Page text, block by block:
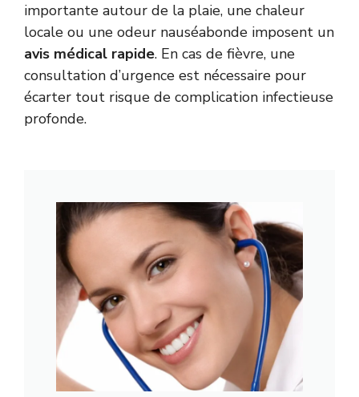
importante autour de la plaie, une chaleur
locale ou une odeur nauséabonde imposent un
avis médical rapide. En cas de fièvre, une
consultation d’urgence est nécessaire pour
écarter tout risque de complication infectieuse
profonde.